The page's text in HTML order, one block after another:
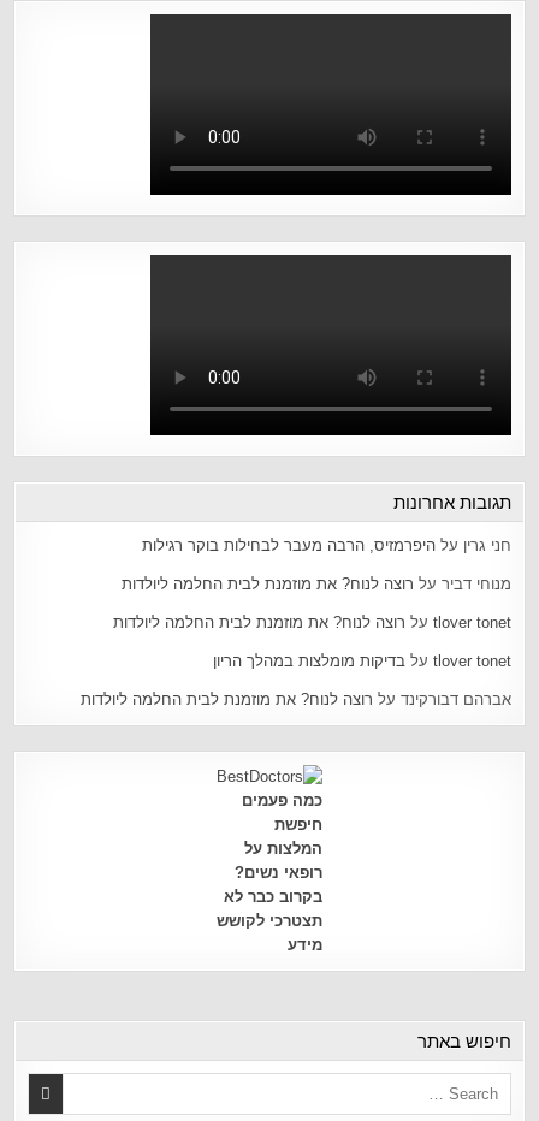
תגובות אחרונות
חני גרין עלהיפרמזיס, הרבה מעבר לבחילות בוקר רגילות
מנוחי דביר על רוצה לנוח? את מוזמנת לבית החלמה ליולדות
tlover tonet על רוצה לנוח? את מוזמנת לבית החלמה ליולדות
tlover tonet עלבדיקות מומלצות במהלך הריון
אברהם דבורקינד על רוצה לנוח? את מוזמנת לבית החלמה ליולדות
כמה פעמים
חיפשת
המלצות על
רופאי נשים?
בקרוב כבר לא
תצטרכי לקושש
מידע
חיפוש באתר